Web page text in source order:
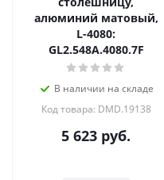
алюминий матовый,
L-4080:
GL2.548A.4080.7F
В наличии на складе
Код товара: DMD.19138
5 623 руб.